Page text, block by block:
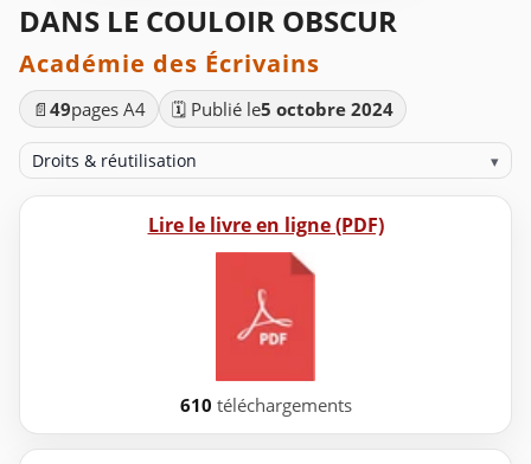
DANS LE COULOIR OBSCUR
Académie des Écrivains
📄 49pages A4 🗓️ Publié le5 octobre 2024
Droits & réutilisation ▾
Lire le livre en ligne (PDF)
610 téléchargements